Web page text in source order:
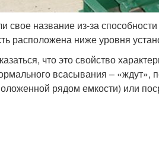
название из-за способности
расположена ниже уровня
что это свойство
всасывания – «ждут»,
рядом емкости) или